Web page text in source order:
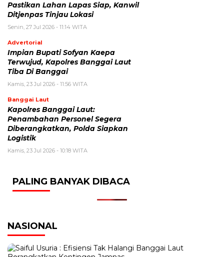
Pastikan Lahan Lapas Siap, Kanwil
Ditjenpas Tinjau Lokasi
Senin, 27 Jul 2026 - 11:14 WITA
Advertorial
Impian Bupati Sofyan Kaepa
Terwujud, Kapolres Banggai Laut
Tiba Di Banggai
Kamis, 23 Jul 2026 - 11:56 WITA
Banggai Laut
Kapolres Banggai Laut:
Penambahan Personel Segera
Diberangkatkan, Polda Siapkan
Logistik
Kamis, 23 Jul 2026 - 10:18 WITA
PALING BANYAK DIBACA
NASIONAL